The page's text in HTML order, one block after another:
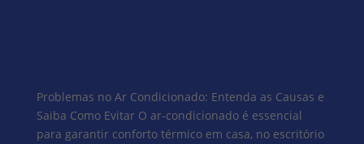
Problemas no Ar Condicionado: Entenda as Causas e
Saiba Como Evitar O ar-condicionado é essencial
para garantir conforto térmico em casa, no escritório